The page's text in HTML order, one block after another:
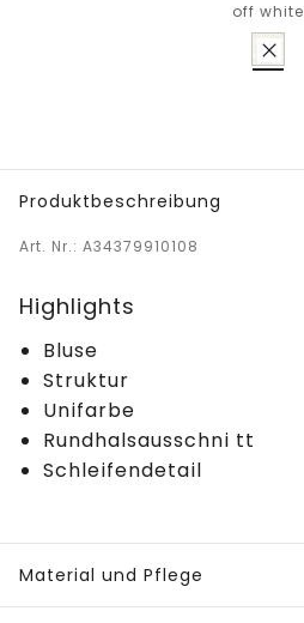
off white
Produktbeschreibung
Art. Nr.: A34379910108
Highlights
Bluse
Struktur
Unifarbe
Rundhalsausschni tt
Schleifendetail
Material und Pflege